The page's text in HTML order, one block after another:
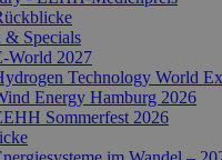
& Specials
World 2027
Technology World
Energy Hamburg 2026
Sommerfest 2026